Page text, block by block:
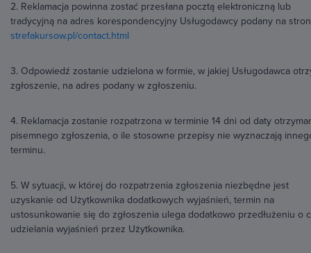
2. Reklamacja powinna zostać przesłana pocztą elektroniczną lub
tradycyjną na adres korespondencyjny Usługodawcy podany na
strefakursow.pl/contact.html
3. Odpowiedź zostanie udzielona w formie, w jakiej Usługodawca
zgłoszenie, na adres podany w zgłoszeniu.
4. Reklamacja zostanie rozpatrzona w terminie 14 dni od daty
pisemnego zgłoszenia, o ile stosowne przepisy nie wyznaczają
terminu.
5. W sytuacji, w której do rozpatrzenia zgłoszenia niezbędne jest
uzyskanie od Użytkownika dodatkowych wyjaśnień, termin na
ustosunkowanie się do zgłoszenia ulega dodatkowo przedłużeniu o
udzielania wyjaśnień przez Użytkownika.